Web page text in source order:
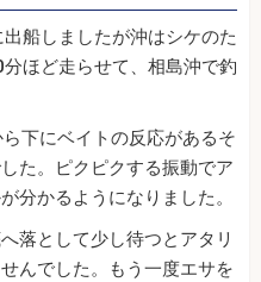
船しましたが沖はシケのた
ほど走らせて、相島沖で釣
下にベイトの反応があるそ
た。ピクピクする振動でア
分かるようになりました。
落として少し待つとアタリ
んでした。もう一度エサを